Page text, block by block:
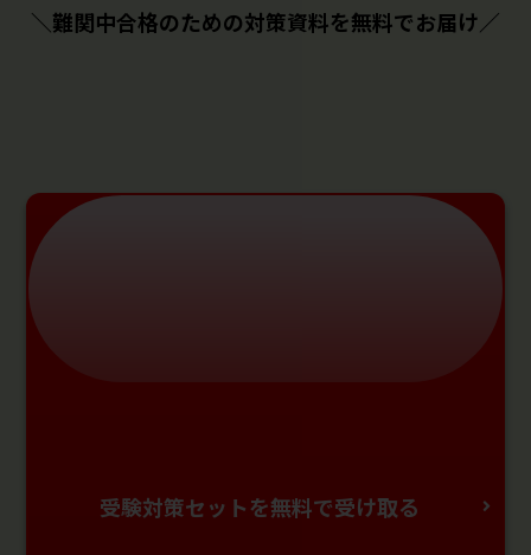
＼難関中合格のための対策資料を無料でお届け／
受験対策セットを無料で受け取る